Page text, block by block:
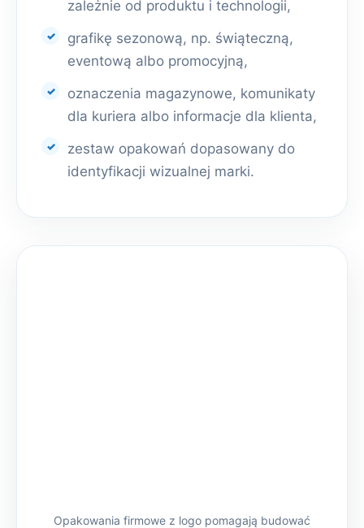
zależnie od produktu i technologii,
grafikę sezonową, np. świąteczną,
eventową albo promocyjną,
oznaczenia magazynowe, komunikaty
dla kuriera albo informacje dla klienta,
zestaw opakowań dopasowany do
identyfikacji wizualnej marki.
Opakowania firmowe z logo pomagają budować